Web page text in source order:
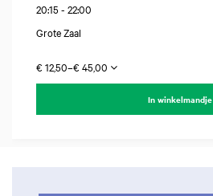
20:15 - 22:00
Grote Zaal
€ 12,50–€ 45,00
In winkelmandje